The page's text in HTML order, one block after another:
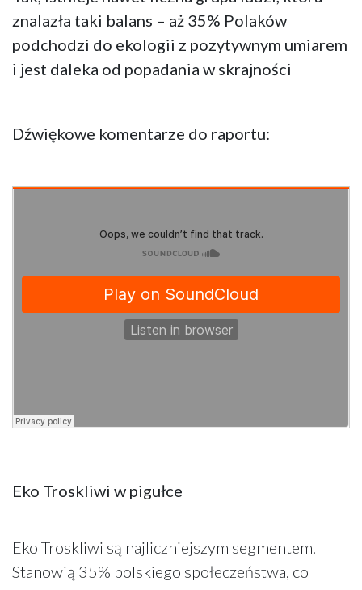
znalazła taki balans – aż 35% Polaków
podchodzi do ekologii z pozytywnym umiarem
i jest daleka od popadania w skrajności
Dźwiękowe komentarze do raportu:
Eko Troskliwi w pigułce
Eko Troskliwi są najliczniejszym segmentem.
Stanowią 35% polskiego społeczeństwa, co